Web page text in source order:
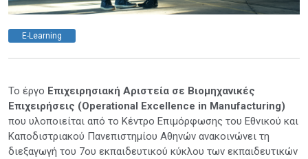
E-Learning
Το έργο Επιχειρησιακή Αριστεία σε Βιομηχανικές
Επιχειρήσεις (Operational Excellence in Manufacturing)
που υλοποιείται από το Κέντρο Επιμόρφωσης του Εθνικού και
Καποδιστριακού Πανεπιστημίου Αθηνών ανακοινώνει τη
διεξαγωγή του 7ου εκπαιδευτικού κύκλου των εκπαιδευτικών